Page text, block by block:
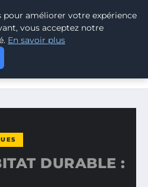
: CONSTRUIRE
DURABLE :
pour améliorer votre expérience
vous acceptez notre
En savoir plus